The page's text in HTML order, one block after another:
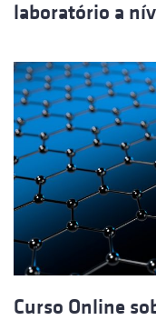
laboratório a
Curso Online